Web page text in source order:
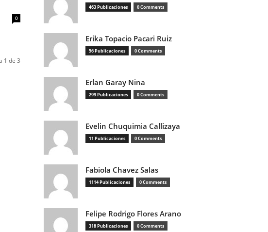
0
1 de 3
463 Publicaciones 0 Comments
Erika Topacio Pacari Ruiz
56 Publicaciones 0 Comments
Erlan Garay Nina
299 Publicaciones 0 Comments
Evelin Chuquimia Callizaya
11 Publicaciones 0 Comments
Fabiola Chavez Salas
1114 Publicaciones 0 Comments
Felipe Rodrigo Flores Arano
318 Publicaciones 0 Comments